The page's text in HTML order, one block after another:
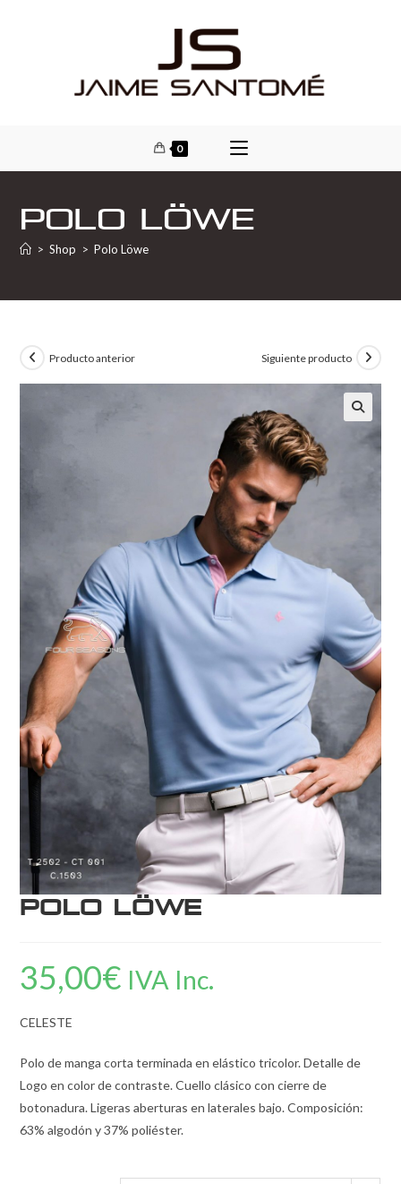
0
Polo Löwe
> Shop > Polo Löwe
Producto anterior Siguiente producto
Polo Löwe
35,00€ IVA Inc.
CELESTE
Polo de manga corta terminada en elástico tricolor. Detalle de
Logo en color de contraste. Cuello clásico con cierre de
botonadura. Ligeras aberturas en laterales bajo. Composición:
63% algodón y 37% poliéster.